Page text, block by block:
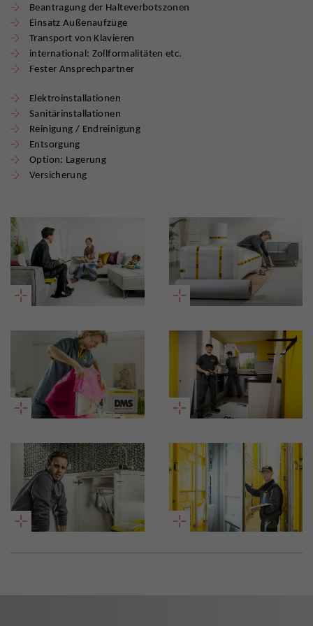
Beantragung der Halteverbotszonen
Einsatz Außenaufzüge
Transport von Klavieren
international: Zollformalitäten etc.
Fester Ansprechpartner
Elektroinstallationen
Sanitärinstallationen
Reinigung / Endreinigung
Entsorgung
Option: Lagerung
Versicherung